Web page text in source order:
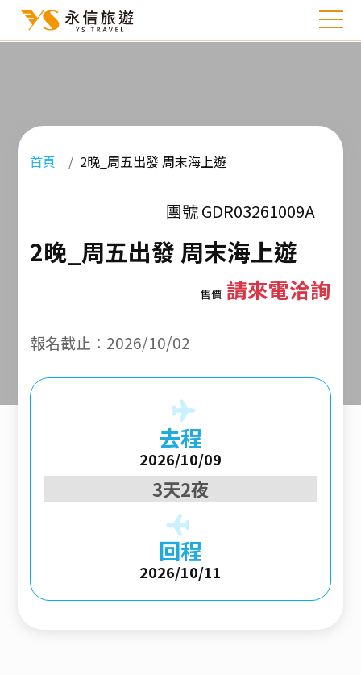
首頁 2晚_周五出發 周末海上遊
團號 GDR03261009A
2晚_周五出發 周末海上遊
售價請來電洽詢
報名截止：2026/10/02
去程
2026/10/09
3天2夜
回程
2026/10/11